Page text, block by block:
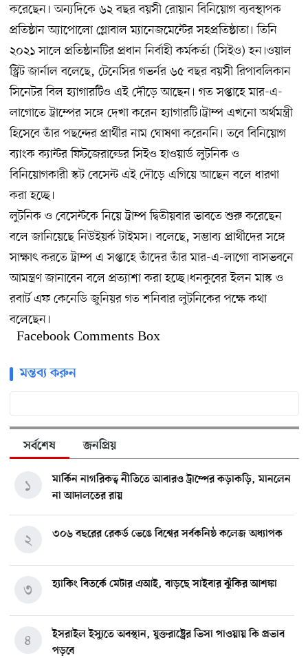
করেছেন। অন্যদিকে ৬২ বছর বয়সী রোয়ান বিনিয়োগ ব্যবস্থাপক
প্রতিষ্ঠান অ্যাপোলো গ্লোবাল ম্যানেজমেন্টের সহপ্রতিষ্ঠাতা। তিনি
২০২১ সালে প্রতিষ্ঠানটির প্রধান নির্বাহী কর্মকর্তা (সিইও) হন।ওয়াল
স্ট্রিট জার্নাল বলেছে, টেনেসির গভর্নর ৬৫ বছর বয়সী রিপাবলিকান
সিনেটর বিল হ্যাগারটিও এই দৌড়ে আছেন। গত সপ্তাহে মার-এ-
লাগোতে ট্রাম্পের সঙ্গে দেখা করেন হ্যাগারটি।ট্রাম্প এখনো অর্থমন্ত্রী
হিসেবে তাঁর পছন্দের প্রার্থীর নাম ঘোষণা করেননি। তবে বিনিয়োগ
ব্যাংক ক্যান্টর ফিটজেরাল্ডের সিইও হাওয়ার্ড লুটনিক ও
বিনিয়োগকারী স্কট বেসেন্ট এই দৌড়ে এগিয়ে আছেন বলে ধারণা
করা হচ্ছে।
লুটনিক ও বেসেন্টকে নিয়ে ট্রাম্প দ্বিতীয়বার ভাবতে শুরু করেছেন
বলে জানিয়েছে নিউইয়র্ক টাইমস। বলেছে, সম্ভাব্য প্রার্থীদের সঙ্গে
সাক্ষাৎ করতে ট্রাম্প এ সপ্তাহে তাঁদের তাঁর মার-এ-লাগো বাসভবনে
আমন্ত্রণ জানাবেন বলে প্রত্যাশা করা হচ্ছে।ধনকুবের ইলন মাস্ক ও
রবার্ট এফ কেনেডি জুনিয়র গত শনিবার লুটনিকের পক্ষে কথা
বলেছেন।
Facebook Comments Box
মন্তব্য করুন
সর্বশেষ জনপ্রিয়
মার্কিন নাগরিকত্ব নীতিতে আবারও ট্রাম্পের কড়াকড়ি, মানলেন
না আদালতের রায়
১
৩০৬ বছরের রেকর্ড ভেঙে বিশ্বের সর্বকনিষ্ঠ কলেজ অধ্যাপক
২
হ্যাকিং বিতর্কে মেটার এআই, বাড়ছে সাইবার ঝুঁকির আশঙ্কা
৩
ইসরাইল ইস্যুতে অবস্থান, যুক্তরাষ্ট্রের ভিসা পাওয়ায় কি প্রভাব
পড়বে
৪